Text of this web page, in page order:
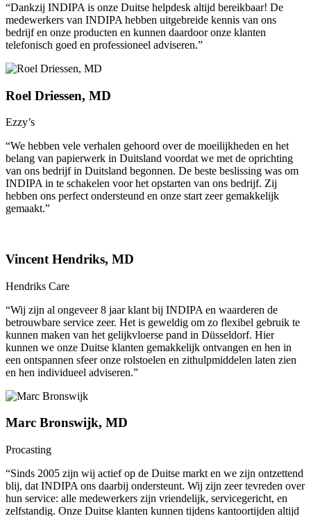
“Dankzij INDIPA is onze Duitse helpdesk altijd bereikbaar! De
medewerkers van INDIPA hebben uitgebreide kennis van ons
bedrijf en onze producten en kunnen daardoor onze klanten
telefonisch goed en professioneel adviseren.”
Roel Driessen, MD
Ezzy’s
“We hebben vele verhalen gehoord over de moeilijkheden en het
belang van papierwerk in Duitsland voordat we met de oprichting
van ons bedrijf in Duitsland begonnen. De beste beslissing was om
INDIPA in te schakelen voor het opstarten van ons bedrijf. Zij
hebben ons perfect ondersteund en onze start zeer gemakkelijk
gemaakt.”
Vincent Hendriks, MD
Hendriks Care
“Wij zijn al ongeveer 8 jaar klant bij INDIPA en waarderen de
betrouwbare service zeer. Het is geweldig om zo flexibel gebruik te
kunnen maken van het gelijkvloerse pand in Düsseldorf. Hier
kunnen we onze Duitse klanten gemakkelijk ontvangen en hen in
een ontspannen sfeer onze rolstoelen en zithulpmiddelen laten zien
en hen individueel adviseren.”
Marc Bronswijk, MD
Procasting
“Sinds 2005 zijn wij actief op de Duitse markt en we zijn ontzettend
blij, dat INDIPA ons daarbij ondersteunt. Wij zijn zeer tevreden over
hun service: alle medewerkers zijn vriendelijk, servicegericht, en
zelfstandig. Onze Duitse klanten kunnen tijdens kantoortijden altijd